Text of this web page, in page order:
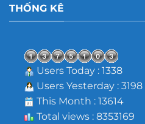
THỐNG KÊ
Users Today : 1338
Users Yesterday : 3198
This Month : 13614
Total views : 8353169